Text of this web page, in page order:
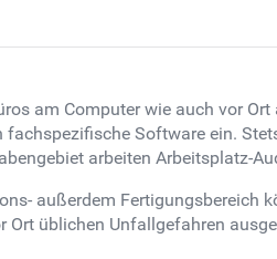
am Computer wie auch vor
Software ein.
arbeiten Arbeitsplatz-
außerdem Fertigungsbereich
üblichen Unfallgefahren